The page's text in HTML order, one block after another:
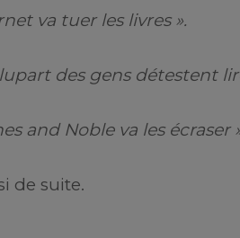
va tuer les livres ».
des gens détestent
and Noble va les écraser
de suite.